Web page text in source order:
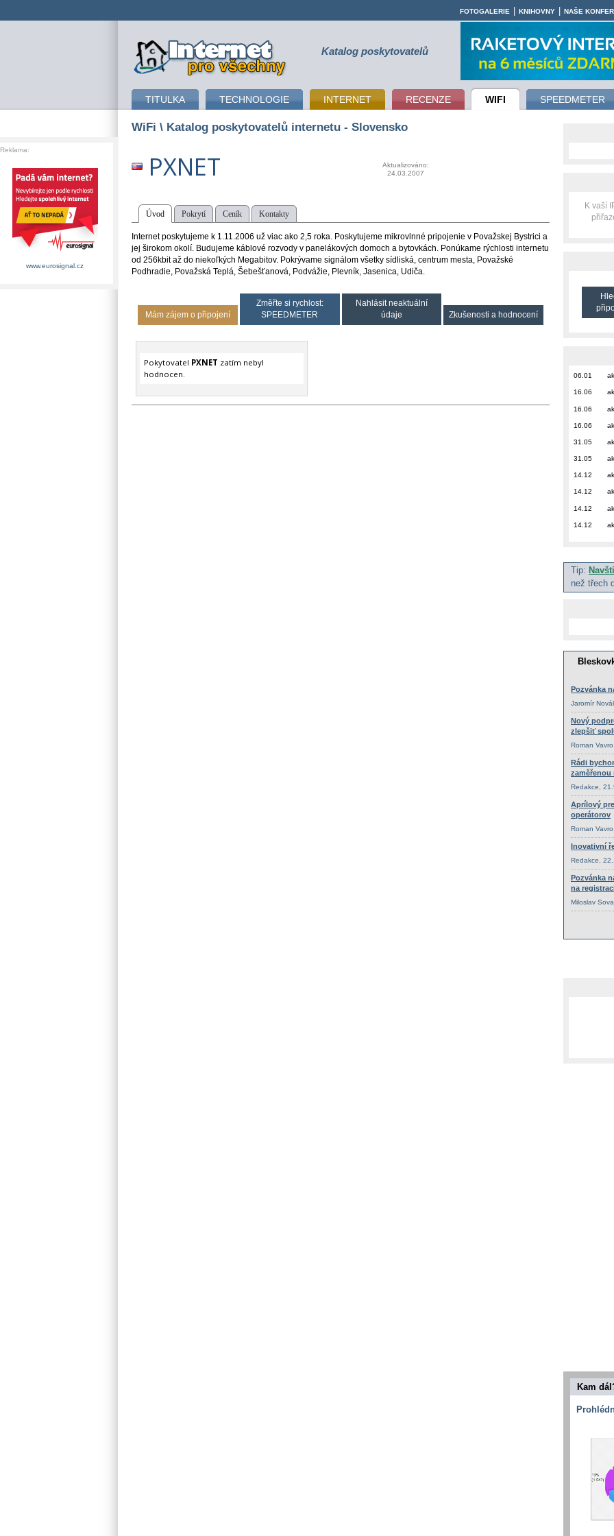
připojení k internetu Katalog poskytovatelů
TITULKA TECHNOLOGIE INTERNET RECENZE WIFI SPEEDMETER
FOTOGALERIE KNIHOVNY NAŠE
WiFi \ Katalog poskytovatelů internetu - Slovensko
PXNET
Aktualizováno:
24.03.2007
Úvod Pokrytí Ceník Kontakty
Internet poskytujeme k 1.11.2006 už viac ako 2,5 roka. Poskytujeme mikrovlnné pripojenie v Považskej Bystrici a
jej širokom okolí. Budujeme káblové rozvody v panelákových domoch a bytovkách. Ponúkame rýchlosti internetu
od 256kbit až do niekoľkých Megabitov. Pokrývame signálom všetky sídliská, centrum mesta, Považské
Podhradie, Považská Teplá, Šebešťanová, Podvážie, Plevník, Jasenica, Udiča.
Mám zájem o připojení
Změřte si rychlost:
SPEEDMETER
Nahlásit neaktuální
údaje
Zkušenosti a hodnocení
Pokytovatel PXNET zatím nebyl
hodnocen.
K vaší
06.01
16.06
16.06
16.06
31.05
31.05
14.12
14.12
14.12
14.12
Tip:
než třech
Kam
Reklama:
www.eurosignal.cz